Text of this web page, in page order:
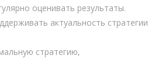
оценивать результаты.
актуальность стратегии
стратегию,